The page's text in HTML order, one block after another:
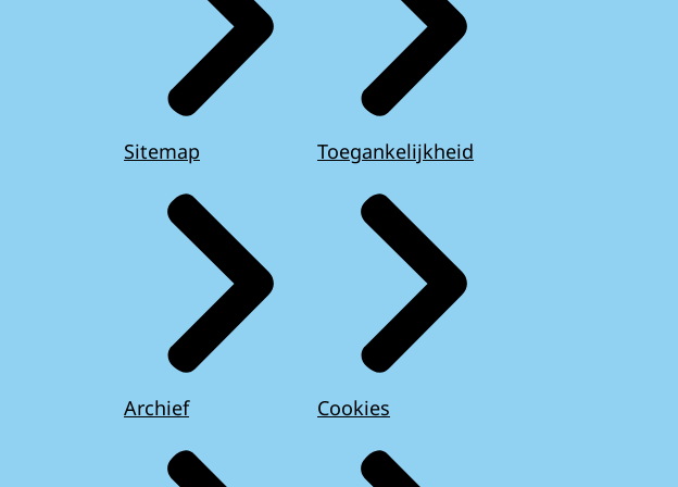
Sitemap
Archief
Toegankelijkheid
Cookies